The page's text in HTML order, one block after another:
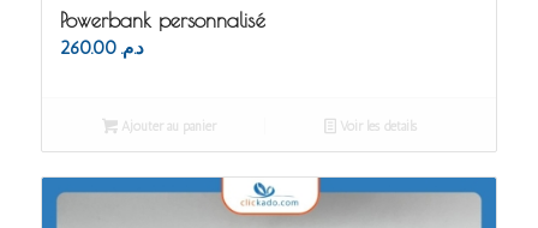
Powerbank personnalisé
د.م. 260.00
Ajouter au panier Voir les détails